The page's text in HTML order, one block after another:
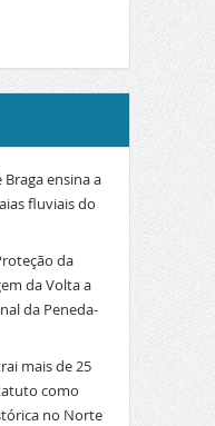
ensina a
fluviais do
da
da Volta a
da Peneda-
mais de 25
como
no Norte